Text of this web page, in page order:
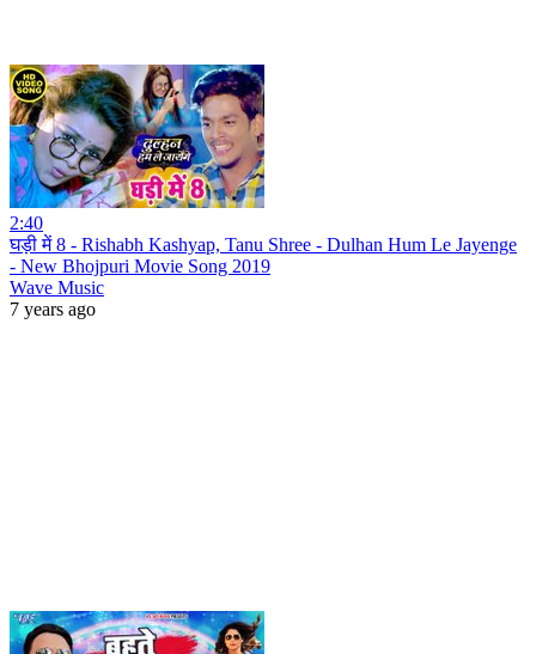
2:40
घड़ी में 8 - Rishabh Kashyap, Tanu Shree - Dulhan Hum Le Jayenge
- New Bhojpuri Movie Song 2019
Wave Music
7 years ago